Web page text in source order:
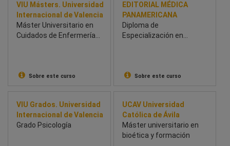
VIU Másters. Universidad
Internacional de Valencia
Máster Universitario en
Cuidados de Enfermería
Sobre este curso
EDITORIAL MÉDICA
PANAMERICANA
Diploma de
Especialización en
Sobre este curso
VIU Grados. Universidad
Internacional de Valencia
Grado Psicología
UCAV Universidad
Católica de Ávila
Máster universitario en
bioética y formación